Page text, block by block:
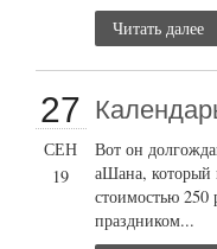
Читать далее
27
СЕН
19
Вот он
аШана, который
стоимостью
праздником...